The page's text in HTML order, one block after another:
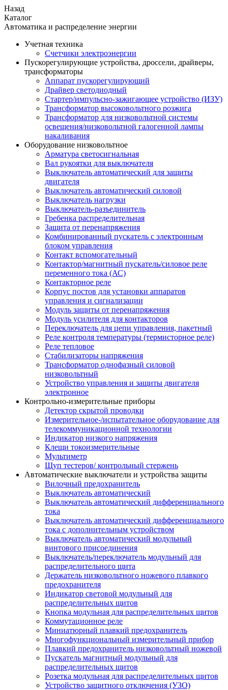
Назад
Каталог
Автоматика и распределение энергии
Учетная техника
Счетчики электроэнергии
Пускорегулирующие устройства, дроссели, драйверы,
трансформаторы
Аппарат пускорегулирующий
Драйвер светодиодный
Стартер/импульсно-зажигающее устройство (ИЗУ)
Трансформатор высоковольтного розжига
Трансформатор для низковольтной системы
освещения/низковольтной галогенной лампы
накаливания
Оборудование низковольтное
Арматура светосигнальная
Вал рукоятки для выключателя
Выключатель автоматический для защиты
двигателя
Выключатель автоматический силовой
Выключатель нагрузки
Выключатель-разъединитель
Гребенка распределительная
Защита от перенапряжения
Комбинированный пускатель с электронным
блоком управления
Контакт вспомогательный
Контактор/магнитный пускатель/силовое реле
переменного тока (АС)
Контакторное реле
Корпус постов для установки аппаратов
управления и сигнализации
Модуль защиты от перенапряжения
Модуль усилителя для контакторов
Переключатель для цепи управления, пакетный
Реле контроля температуры (термисторное реле)
Реле тепловое
Стабилизаторы напряжения
Трансформатор однофазный силовой
низковольтный
Устройство управления и защиты двигателя
электронное
Контрольно-измерительные приборы
Детектор скрытой проводки
Измерительное-/испытательное оборудование для
телекоммуникационной технологии
Индикатор низкого напряжения
Клещи токоизмерительные
Мультиметр
Щуп тестеров/ контрольный стержень
Автоматические выключатели и устройства защиты
Вилочный предохранитель
Выключатель автоматический
Выключатель автоматический дифференциального
тока
Выключатель автоматический дифференциального
тока с дополнительным устройством
Выключатель автоматический модульный
винтового присоединения
Выключатель/переключатель модульный для
распределительного щита
Держатель низковольтного ножевого плавкого
предохранителя
Индикатор световой модульный для
распределительных щитов
Кнопка модульная для распределительных щитов
Коммутационное реле
Миниатюрный плавкий предохранитель
Многофункциональный измерительный прибор
Плавкий предохранитель низковольтный ножевой
Пускатель магнитный модульный для
распределительных щитов
Розетка модульная для распределительных щитов
Устройство защитного отключения (УЗО)